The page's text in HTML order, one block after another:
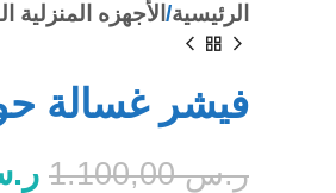
الرئيسية الأجهزه المنزلية
فيشر غسالة
ر.س1.100,00